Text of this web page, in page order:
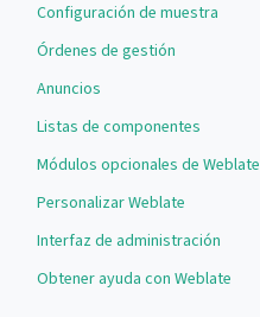
Configuración de muestra
Órdenes de gestión
Anuncios
Listas de componentes
Módulos opcionales de Weblate
Personalizar Weblate
Interfaz de administración
Obtener ayuda con Weblate